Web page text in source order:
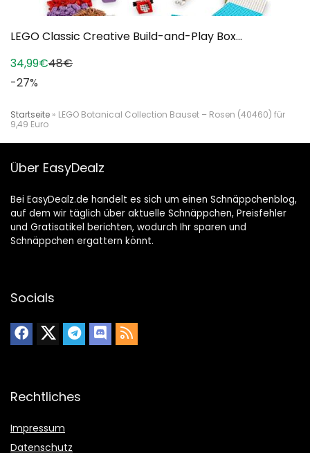
LEGO Classic Creative Build-and-Play Box...
34,99€48€
-27%
Startseite » LEGO Botanical Collection Bauset – Rosen (40460) für
9,49 Euro
Über EasyDealz
Bei EasyDealz.de handelt es sich um einen Schnäppchenblog,
auf dem wir täglich über aktuelle Schnäppchen, Preisfehler
und Gratisatikel berichten, wodurch Ihr sparen und
Schnäppchen ergattern könnt.
Socials
Rechtliches
Impressum
Datenschutz